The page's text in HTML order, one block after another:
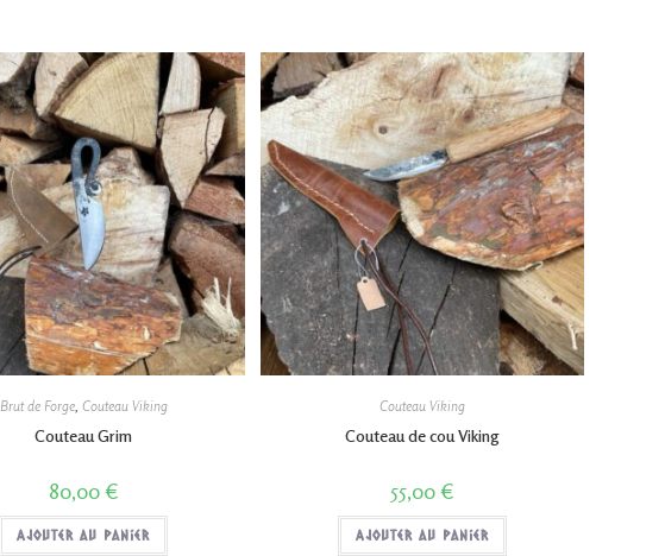
Brut de Forge, Couteau Viking
Couteau Grim
80,00€
Ajouter au panier
Couteau Viking
Couteau de cou Viking
55,00€
Ajouter au panier